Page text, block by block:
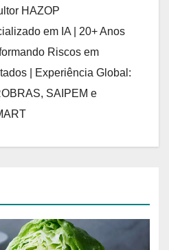
HAZOP
em IA | 20+ Anos
Riscos em
| Experiência Global:
SAIPEM e